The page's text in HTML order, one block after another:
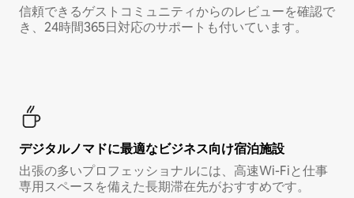
信頼できるゲストコミュニティからのレビューを確認で
き、24時間365日対応のサポートも付いています。
デジタルノマド⁠に最⁠適⁠なビ⁠ジ⁠ネ⁠ス⁠向⁠け宿⁠泊⁠施⁠設
出張の多いプロフェッショナルには、高速Wi-Fiと仕事
専用スペースを備えた長期滞在先がおすすめです。